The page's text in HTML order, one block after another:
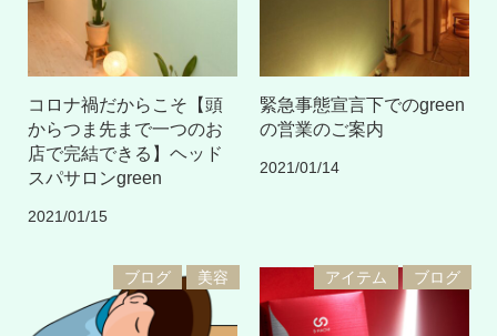
コロナ禍だからこそ【頭
からつま先まで一つのお
店で完結できる】ヘッド
スパサロンgreen
2021/01/15
緊急事態宣言下でのgreen
の営業のご案内
2021/01/14
ブログ 美容 アイテム ブログ